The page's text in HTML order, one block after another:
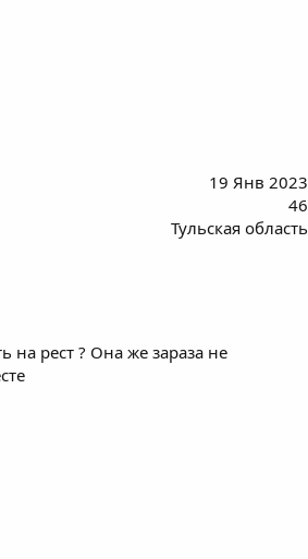
19 Янв 2023
46
Тульская область
на рест ? Она же зараза не